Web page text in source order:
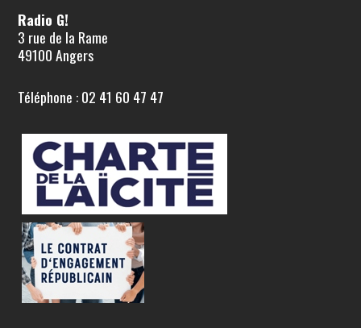
Radio G!
3 rue de la Rame
49100 Angers
Téléphone : 02 41 60 47 47